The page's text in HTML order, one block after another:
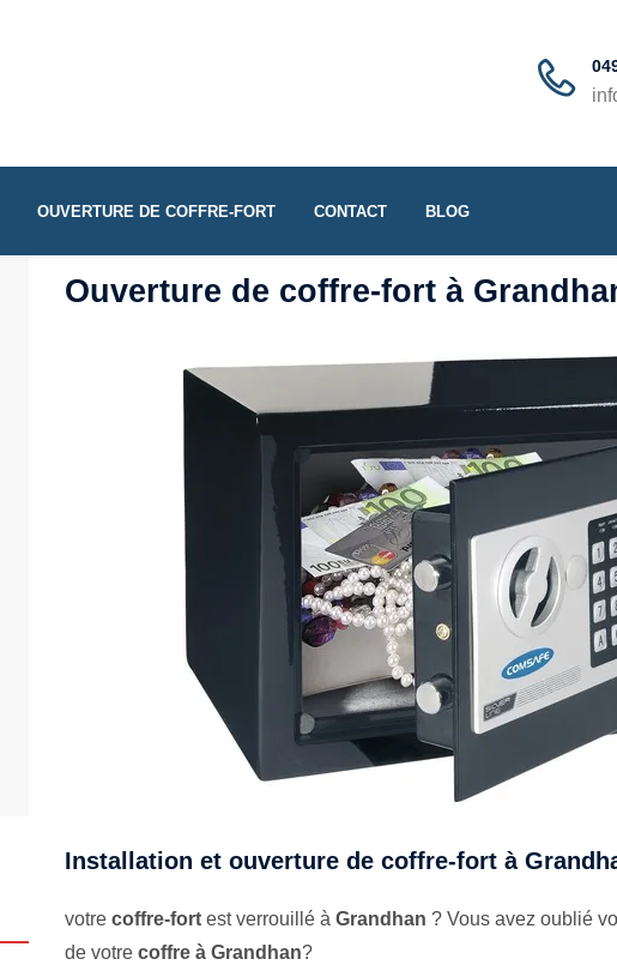
OUVERTURE DE COFFRE-FORT CONTACT BLOG
Ouverture de coffre-fort à
Installation et ouverture de coffre-fort à
votrecoffre-fort est verrouillé àGrandhan ? Vous avez oublié
de votrecoffre à Grandhan?